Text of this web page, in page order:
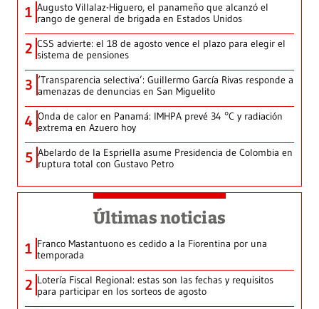
1 Augusto Villalaz-Higuero, el panameño que alcanzó el
rango de general de brigada en Estados Unidos
2 CSS advierte: el 18 de agosto vence el plazo para elegir el
sistema de pensiones
3 ‘Transparencia selectiva’: Guillermo García Rivas responde a
amenazas de denuncias en San Miguelito
4 Onda de calor en Panamá: IMHPA prevé 34 °C y radiación
extrema en Azuero hoy
5 Abelardo de la Espriella asume Presidencia de Colombia en
ruptura total con Gustavo Petro
Últimas noticias
1 Franco Mastantuono es cedido a la Fiorentina por una
temporada
2 Lotería Fiscal Regional: estas son las fechas y requisitos
para participar en los sorteos de agosto